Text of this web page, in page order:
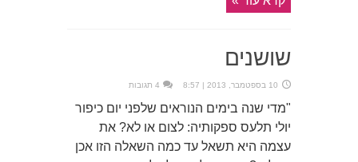
שושנים
10 בספטמבר, 2013 | 8:57 4 תגובות
"מדי שנה בימים הנוראים שלפני יום כיפור
יולי תלעס ספקותיה: לצום או לא? את
עצמה היא תשאל עד כמה השאלה הזו אכן